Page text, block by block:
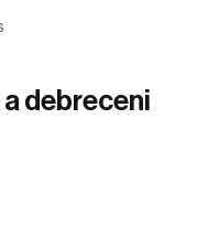
debreceni